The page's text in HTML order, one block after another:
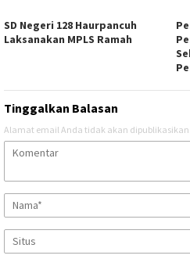
SD Negeri 128 Haurpancuh
Laksanakan MPLS Ramah
Tinggalkan Balasan
Alamat email Anda tidak akan dipublikasikan.